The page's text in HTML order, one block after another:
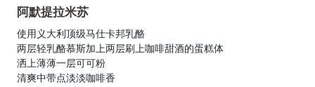
阿默提拉米苏
使用义大利顶级马仕卡邦乳酪
两层轻乳酪慕斯加上两层刷上咖啡甜酒的蛋糕体
洒上薄薄一层可可粉
清爽中带点淡淡咖啡香